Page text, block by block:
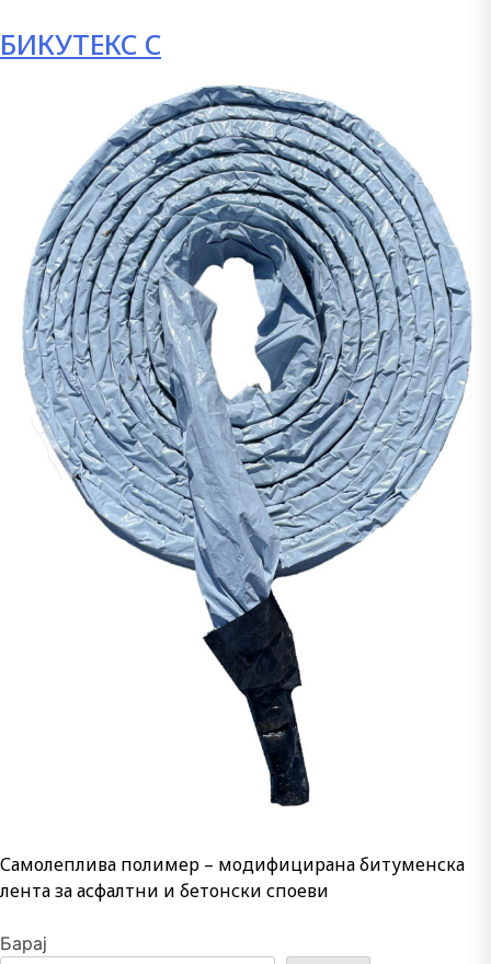
БИКУТЕКС С
Самолеплива полимер – модифицирана битуменска
лента за асфалтни и бетонски споеви
Барај